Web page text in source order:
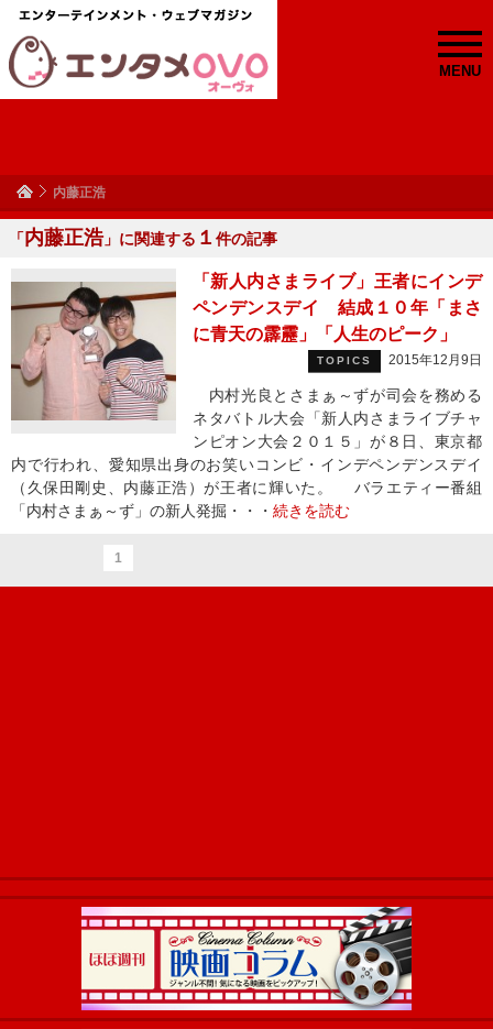
MENU
内藤正浩
「内藤正浩」に関連する １ 件の記事
「新人内さまライブ」王者にインデ
ペンデンスデイ 結成１０年「まさ
に青天の霹靂」「人生のピーク」
TOPICS 2015年12月9日
内村光良とさまぁ～ずが司会を務める
ネタバトル大会「新人内さまライブチャ
ンピオン大会２０１５」が８日、東京都
内で行われ、愛知県出身のお笑いコンビ・インデペンデンスデイ
（久保田剛史、内藤正浩）が王者に輝いた。 バラエティー番組
「内村さまぁ～ず」の新人発掘・・・ 続きを読む
1